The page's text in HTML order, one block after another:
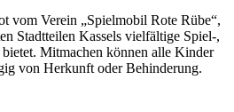
vom Verein „Spielmobil Rote Rübe“,
Stadtteilen Kassels vielfältige Spiel-,
Mitmachen können alle Kinder
von Herkunft oder Behinderung.